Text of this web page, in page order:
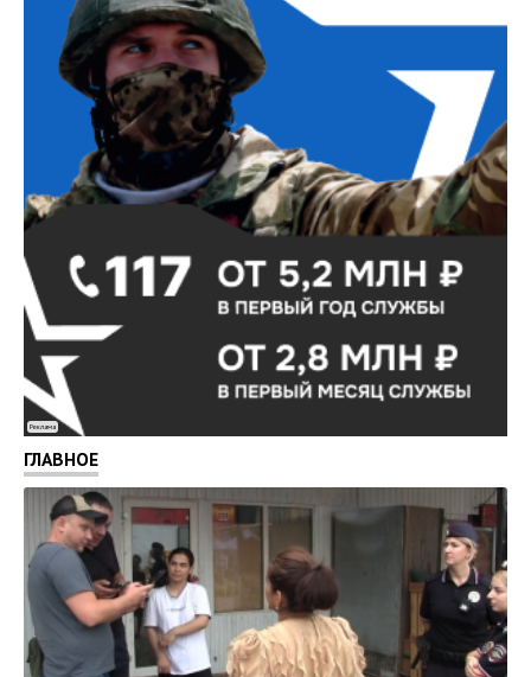
Реклама
ГЛАВНОЕ